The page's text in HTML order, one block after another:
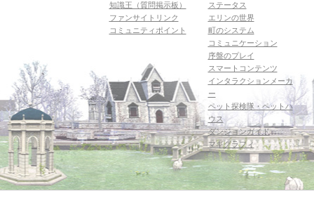
知識王（質問掲示板）
ファンサイトリンク
コミュニティポイント
ステータス
エリンの世界
町のシステム
コミュニケーション
序盤のプレイ
スマートコンテンツ
インタラクションメーカ
ー
ペット探検隊・ペットハ
ウス
ダンジョンガイド
マギグラフィ